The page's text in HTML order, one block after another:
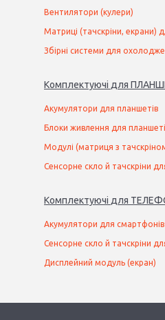
Вентилятори (кулери)
Матриці (тачскріни, екрани)
Збірні системи для
Комплектуючі для
Акумулятори для планшетів
Блоки живлення для
Модулі (матриця з
Сенсорне скло й тачскріни
Комплектуючі для
Акумулятори для смартфонів
Сенсорне скло й тачскріни
Дисплейний модуль (екран)